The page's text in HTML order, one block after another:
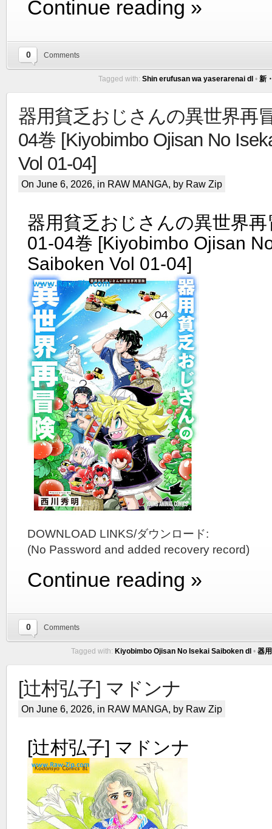
Continue reading »
0 Comments
Tagged with: Shin erufusan wa yaserarenai dl • 新
器用貧乏おじさんの異世界再
04巻 [Kiyobimbo Ojisan No
Vol 01-04]
On June 6, 2026, in RAW MANGA, by Raw Zip
器用貧乏おじさんの異世界
01-04巻 [Kiyobimbo Ojisan
Saiboken Vol 01-04]
DOWNLOAD LINKS/ダウンロード:
(No Password and added recovery record)
Continue reading »
0 Comments
Tagged with: Kiyobimbo Ojisan No Isekai Saiboken dl • 器
[辻村弘子] マドンナ
On June 6, 2026, in RAW MANGA, by Raw Zip
[辻村弘子] マドンナ